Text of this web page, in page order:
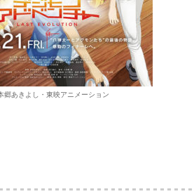
郷あきよし・東映アニメーション